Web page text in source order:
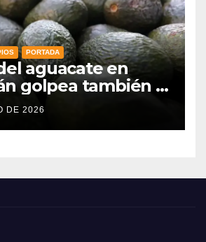
PORTADA
aguacate en
golpea también a
de Guanajuato
DE 2026